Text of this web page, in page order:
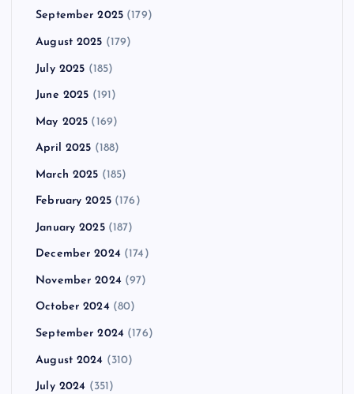
September 2025 (179)
August 2025 (179)
July 2025 (185)
June 2025 (191)
May 2025 (169)
April 2025 (188)
March 2025 (185)
February 2025(176)
January 2025(187)
December 2024 (174)
November 2024 (97)
October 2024 (80)
September 2024 (176)
August 2024 (310)
July 2024 (351)